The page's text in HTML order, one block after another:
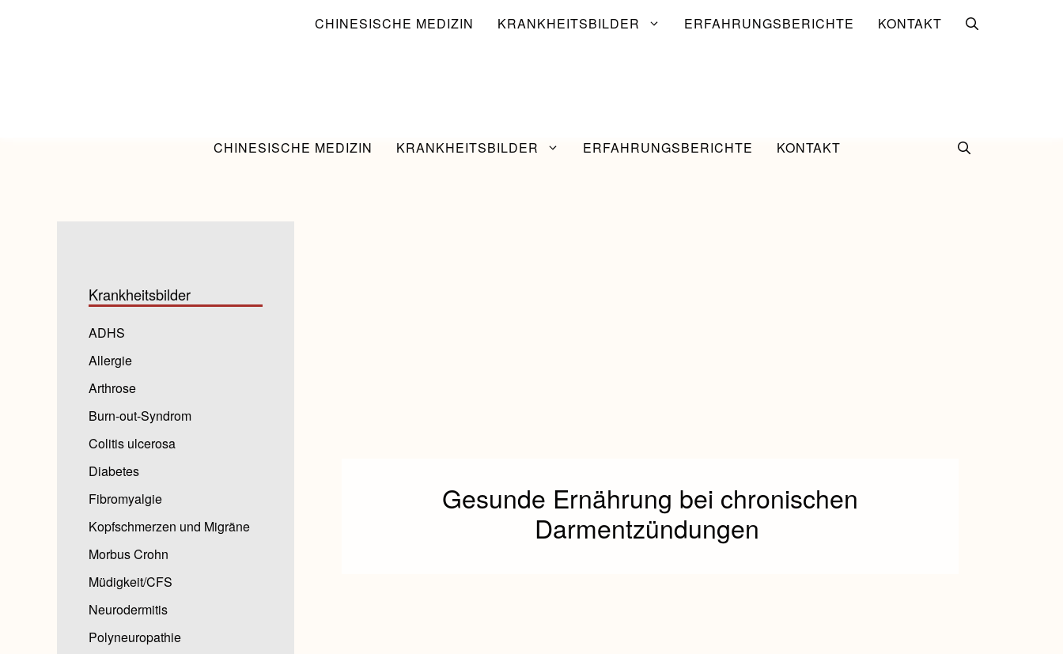
CHINESISCHE MEDIZIN KRANKHEITSBILDER ERFAHRUNGSBERICHTE KONTAKT
CHINESISCHE MEDIZIN KRANKHEITSBILDER ERFAHRUNGSBERICHTE KONTAKT
Gesunde Ernährung bei chronischen
Darmentzündungen
Krankheitsbilder
ADHS
Allergie
Arthrose
Burn-out-Syndrom
Colitis ulcerosa
Diabetes
Fibromyalgie
Kopfschmerzen und Migräne
Morbus Crohn
Müdigkeit/CFS
Neurodermitis
Polyneuropathie